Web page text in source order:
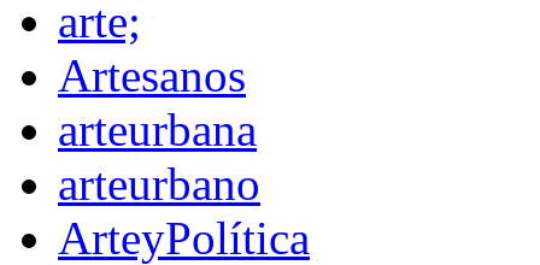
arte;
Artesanos
arteurbana
arteurbano
ArteyPolítica